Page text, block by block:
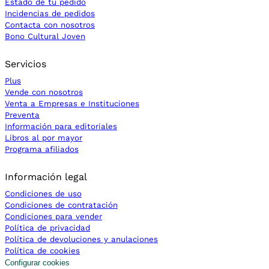
El número de referencia original es 21183018549116 por
Hemos controlado la calidad al detalle para que sea
Estado de tu pedido
Incidencias de pedidos
Contacta con nosotros
Bono Cultural Joven
Servicios
Plus
Vende con nosotros
Venta a Empresas e Instituciones
Preventa
Información para editoriales
Libros al por mayor
Programa afiliados
Información legal
Condiciones de uso
Condiciones de contratación
Condiciones para vender
Política de privacidad
Política de devoluciones y anulaciones
Política de cookies
Configurar cookies